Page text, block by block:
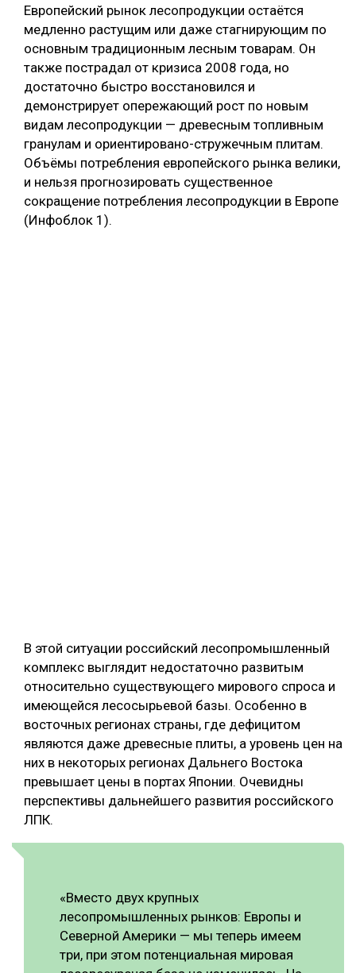
Европейский рынок лесопродукции остаётся
медленно растущим или даже стагнирующим по
основным традиционным лесным товарам. Он
также пострадал от кризиса 2008 года, но
достаточно быстро восстановился и
демонстрирует опережающий рост по новым
видам лесопродукции — древесным топливным
гранулам и ориентировано-стружечным плитам.
Объёмы потребления европейского рынка велики,
и нельзя прогнозировать существенное
сокращение потребления лесопродукции в Европе
(Инфоблок 1).
В этой ситуации российский лесопромышленный
комплекс выглядит недостаточно развитым
относительно существующего мирового спроса и
имеющейся лесосырьевой базы. Особенно в
восточных регионах страны, где дефицитом
являются даже древесные плиты, а уровень цен на
них в некоторых регионах Дальнего Востока
превышает цены в портах Японии. Очевидны
перспективы дальнейшего развития российского
ЛПК.
«Вместо двух крупных
лесопромышленных рынков: Европы и
Северной Америки — мы теперь имеем
три, при этом потенциальная мировая